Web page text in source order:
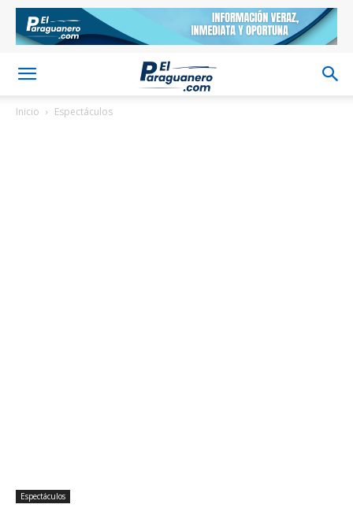
Inicio Espectáculos
Espectáculos